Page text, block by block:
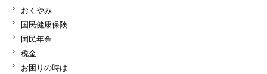
おくやみ
国民健康保険
国民年金
税金
お困りの時は